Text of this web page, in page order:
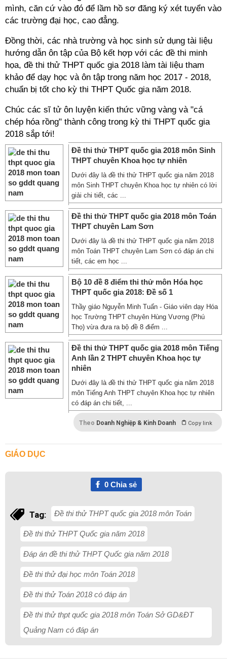
mình, căn cứ vào đó để lầm hồ sơ đăng ký xét tuyển vào
các trường đại học, cao đẳng.
Đồng thời, các nhà trường và học sinh sử dụng tài liệu
hướng dẫn ôn tập của Bộ kết hợp với các đề thi minh
họa, đề thi thử THPT quốc gia 2018 làm tài liệu tham
khảo để dạy học và ôn tập trong năm học 2017 - 2018,
chuẩn bị tốt cho kỳ thi THPT Quốc gia năm 2018.
Chúc các sĩ tử ôn luyện kiến thức vững vàng và "cá
chép hóa rồng" thành công trong kỳ thi THPT quốc gia
2018 sắp tới!
Đề thi thử THPT quốc gia 2018 môn Sinh
THPT chuyên Khoa học tự nhiên
Dưới đây là đề thi thử THPT quốc gia năm 2018
môn Sinh THPT chuyên Khoa học tự nhiên có lời
giải chi tiết, các ...
Đề thi thử THPT quốc gia 2018 môn Toán
THPT chuyên Lam Sơn
Dưới đây là đề thi thử THPT quốc gia năm 2018
môn Toán THPT chuyên Lam Sơn có đáp án chi
tiết, các em học ...
Bộ 10 đề 8 điểm thi thử môn Hóa học
THPT quốc gia 2018: Đề số 1
Thầy giáo Nguyễn Minh Tuấn - Giáo viên dạy Hóa
học Trường THPT chuyên Hùng Vương (Phú
Thọ) vừa đưa ra bộ đề 8 điểm ...
Đề thi thử THPT quốc gia 2018 môn Tiếng
Anh lần 2 THPT chuyên Khoa học tự
nhiên
Dưới đây là đề thi thử THPT quốc gia năm 2018
môn Tiếng Anh THPT chuyên Khoa học tự nhiên
có đáp án chi tiết, ...
Theo Doanh Nghiệp & Kinh Doanh Copy link
GIÁO DỤC
0Chia sẻ
Tag: Đề thi thử THPT quốc gia 2018 môn Toán
Đề thi thử THPT Quốc gia năm 2018
Đáp án đề thi thử THPT Quốc gia năm 2018
Đề thi thử đại học môn Toán 2018
Đề thi thử Toán 2018 có đáp án
Đề thi thử thpt quốc gia 2018 môn Toán Sở GD&ĐT
Quảng Nam có đáp án